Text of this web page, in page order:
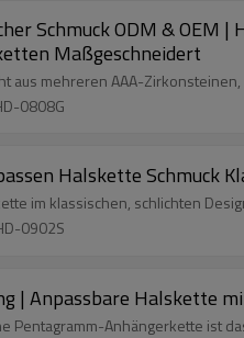
Schmuck ODM &
Maßgeschneidert
aus mehreren AAA-
0808G
Halskette Schmuck
im klassischen, schlichten
0902S
| Anpassbare Halskette
Pentagramm-Anhängerkette ist